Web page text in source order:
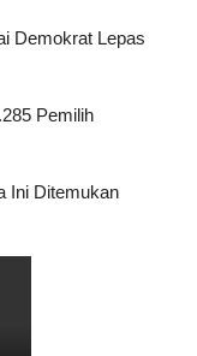
Demokrat Lepas
Pemilih
Ini Ditemukan